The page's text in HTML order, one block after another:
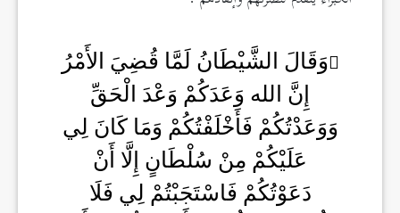
وَقَالَ الشَّيْطَانُ لَمَّا قُضِيَ الأَمْرُ
إِنَّ الله وَعَدَكُمْ وَعْدَ الْحَقِّ
وَوَعَدْتُكُمْ فَأَخْلَفْتُكُمْ وَمَا كَانَ لِي
عَلَيْكُمْ مِنْ سُلْطَانٍ إِلَّا أَنْ
دَعَوْتُكُمْ فَاسْتَجَبْتُمْ لِي فَلَا